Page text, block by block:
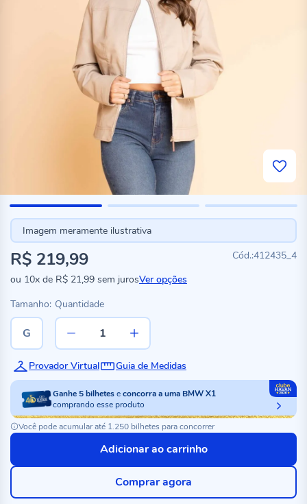
Imagem meramente ilustrativa
412435_4
R$ 219,99
ou 10x de R$ 21,99 sem jurosVer opções
Tamanho:
G
Quantidade
Provador Virtual Guia de Medidas
Ganhe5bilheteseconcorra a uma BMW X1
comprando esse produto
Você pode acumular até 1.250 bilhetes para concorrer
Adicionar ao carrinho
Comprar agora